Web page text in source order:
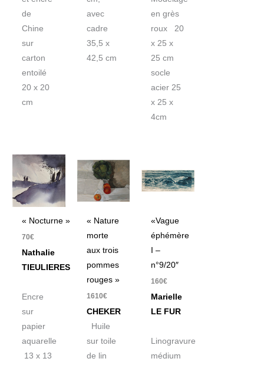
de
Chine
sur
carton
entoilé
20 x 20
cm
avec
cadre
35,5 x
42,5 cm
en grès
roux 20
x 25 x
25 cm
socle
acier 25
x 25 x
4cm
« Nocturne »
70€
Nathalie
TIEULIERES
Encre
sur
papier
aquarelle
13 x 13
« Nature
morte
aux trois
pommes
rouges »
1610€
CHEKER
Huile
sur toile
de lin
«Vague
éphémère
I –
n°9/20″
160€
Marielle
LE FUR
Linogravure
médium